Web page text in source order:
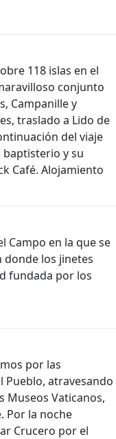
118 islas en el
conjunto
Campanille y
traslado a Lido de
del viaje
baptisterio y su
Café. Alojamiento
Campo en la que se
donde los jinetes
fundada por los
por las
Pueblo, atravesando
Museos Vaticanos,
Por la noche
Crucero por el